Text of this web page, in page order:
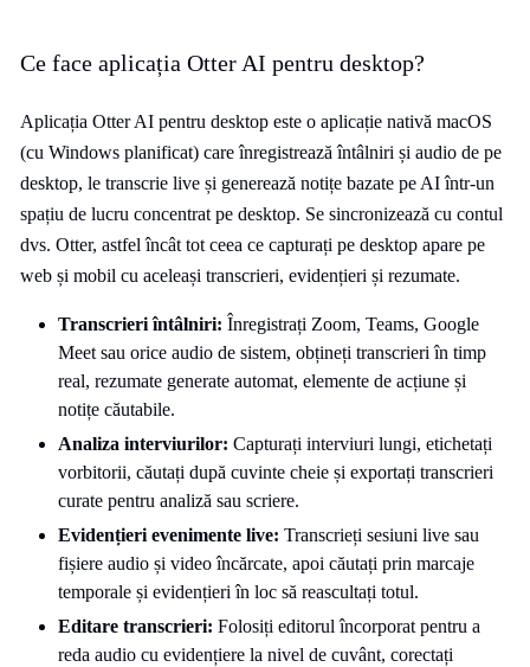
Ce face aplicația Otter AI pentru desktop?
Aplicația Otter AI pentru desktop este o aplicație nativă macOS
(cu Windows planificat) care înregistrează întâlniri și audio de pe
desktop, le transcrie live și generează notițe bazate pe AI într-un
spațiu de lucru concentrat pe desktop. Se sincronizează cu contul
dvs. Otter, astfel încât tot ceea ce capturați pe desktop apare pe
web și mobil cu aceleași transcrieri, evidențieri și rezumate.
Transcrieri întâlniri: Înregistrați Zoom, Teams, Google
Meet sau orice audio de sistem, obțineți transcrieri în timp
real, rezumate generate automat, elemente de acțiune și
notițe căutabile.
Analiza interviurilor: Capturați interviuri lungi, etichetați
vorbitorii, căutați după cuvinte cheie și exportați transcrieri
curate pentru analiză sau scriere.
Evidențieri evenimente live: Transcrieți sesiuni live sau
fișiere audio și video încărcate, apoi căutați prin marcaje
temporale și evidențieri în loc să reascultați totul.
Editare transcrieri: Folosiți editorul încorporat pentru a
reda audio cu evidențiere la nivel de cuvânt, corectați